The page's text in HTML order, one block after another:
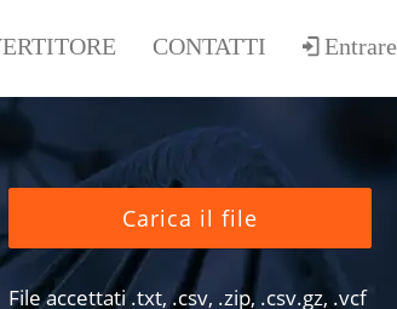
CONTATTI Entrare
Carica il file
File accettati .txt, .csv, .zip, .csv.gz, .vcf